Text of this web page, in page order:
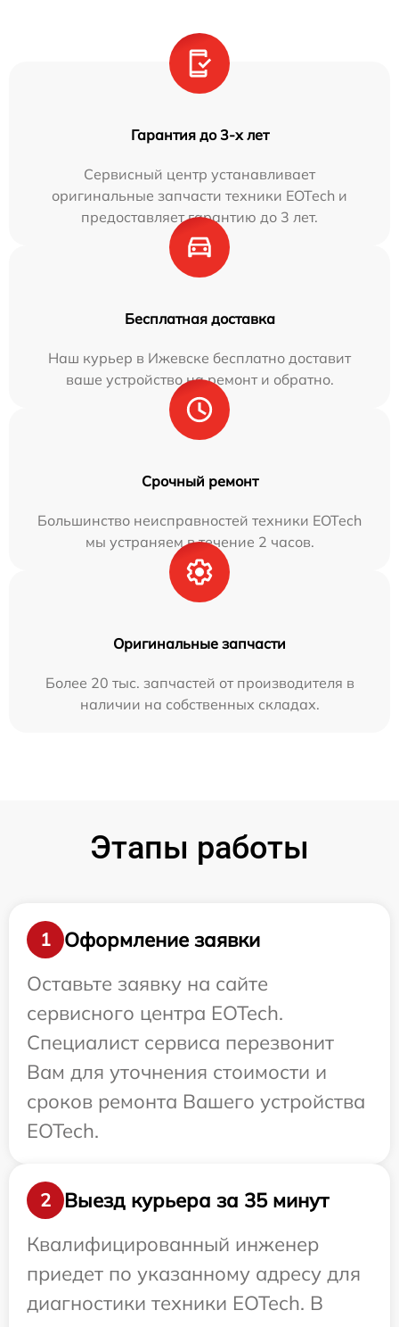
Гарантия до 3-х лет
Сервисный центр устанавливает
оригинальные запчасти техники EOTech и
предоставляет гарантию до 3 лет.
Бесплатная доставка
Наш курьер в Ижевске бесплатно доставит
ваше устройство на ремонт и обратно.
Срочный ремонт
Большинство неисправностей техники EOTech
мы устраняем в течение 2 часов.
Оригинальные запчасти
Более 20 тыс. запчастей от производителя в
наличии на собственных складах.
Этапы работы
1
Оформление заявки
Оставьте заявку на сайте
сервисного центра EOTech.
Специалист сервиса перезвонит
Вам для уточнения стоимости и
сроков ремонта Вашего устройства
EOTech.
2
Выезд курьера за 35 минут
Квалифицированный инженер
приедет по указанному адресу для
диагностики техники EOTech. В